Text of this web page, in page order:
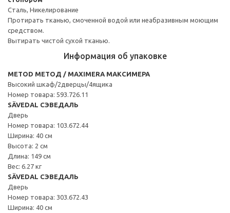
Сталь, Никелирование
Протирать тканью, смоченной водой или неабразивным моющим
средством.
Вытирать чистой сухой тканью.
Информация об упаковке
METOD МЕТОД / MAXIMERA МАКСИМЕРА
Высокий шкаф/2дверцы/4ящика
Номер товара: 593.726.11
SÄVEDAL СЭВЕДАЛЬ
Дверь
Номер товара: 103.672.44
Ширина: 40 см
Высота: 2 см
Длина: 149 см
Вес: 6.27 кг
SÄVEDAL СЭВЕДАЛЬ
Дверь
Номер товара: 303.672.43
Ширина: 40 см